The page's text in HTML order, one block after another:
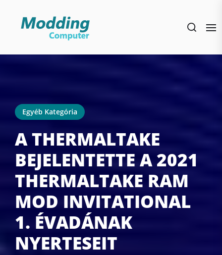
Egyéb Kategória
A THERMALTAKE
BEJELENTETTE A 2021
THERMALTAKE RAM
MOD INVITATIONAL
1. ÉVADÁNAK
NYERTESEIT